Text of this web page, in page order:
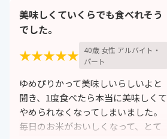
美味しくていくらでも食べれそう
でした。
★★★★★ 40歳 女性 アルバイト・
パート
ゆめぴりかって美味しいらしいよと
聞き、1度食べたら本当に美味しくて
やめられなくなってしまいました。
毎日のお米がおいしくなって、とて